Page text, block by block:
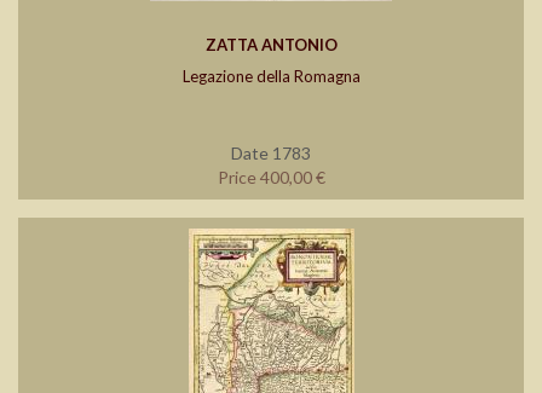
ZATTA ANTONIO
Legazione della Romagna
Date 1783
Price 400,00 €